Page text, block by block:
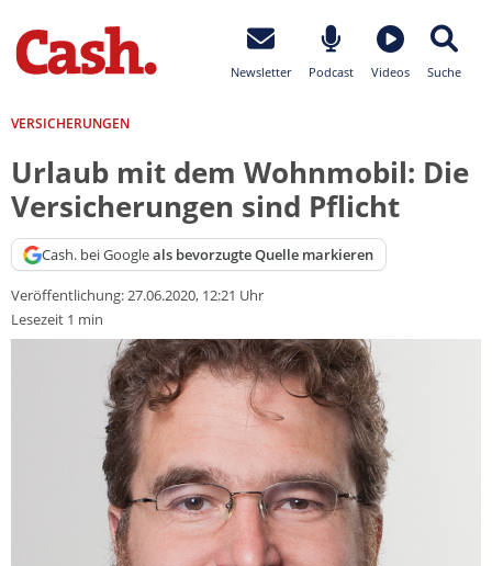
Newsletter Podcast Videos Suche
VERSICHERUNGEN
Urlaub mit dem Wohnmobil: Die
Versicherungen sind Pflicht
Cash. bei Googleals bevorzugte Quelle markieren
Veröffentlichung:27.06.2020, 12:21 Uhr
Lesezeit 1 min